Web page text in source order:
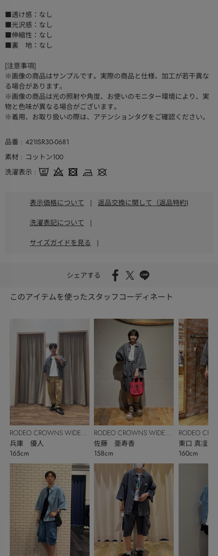
■透け感：なし
■光沢感：なし
■伸縮性：なし
■裏 地：なし
[注意事項]
※画像の商品はサンプルです。実際の商品と仕様、加工が若干異な
る場合があります。
※画像の商品は光の照射や角度、お使いのモニター環境により、実
物と色味が異なる場合がございます。
※着用、お取り扱いの際は、アテンションタグをご確認ください。
品番
421ISR30-0681
素材
コットン100
洗濯表示
表示価格について | 返品交換に関して（返品特約)
洗濯表記について |
サイズガイドを見る |
シェアする
このアイテムを使ったスタッフコーディネート
RODEO CROWNS WIDE
BOWL
兵庫 優人
165cm
RODEO CROWNS WIDE
BOWL
佐藤 亜寿香
158cm
RODEO
BOWL
東口 真凜
160cm